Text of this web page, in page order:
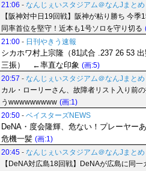
21:06 - なんじぇいスタジアム＠なんJまとめ
【阪神対中日19回戦】阪神が粘り勝ち 今
同率首位を堅守！近本も1号ソロを守り切る
21:00 - 日刊やきう速報
シカホワ村上宗隆（81試合 .237 26 53
三振） ←率直な印象 (画:5)
20:57 - なんじぇいスタジアム＠なんJまとめ
カル・ローリーさん、故障者リスト入り前
うwwwwwwwww (画:1)
20:50 - ベイスターズNEWS
DeNA・度会隆輝、危ない！プレーヤー
危機一髪 (画:1)
20:45 - なんじぇいスタジアム＠なんJまとめ
【DeNA対広島18回戦】DeNAが広島に同